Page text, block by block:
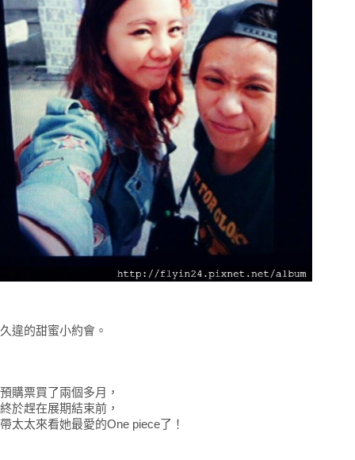
久違的甜蜜小約會。
預購票買了兩個多月，
終於趕在展期結束前，
帶太太來看她最愛的One piece了！